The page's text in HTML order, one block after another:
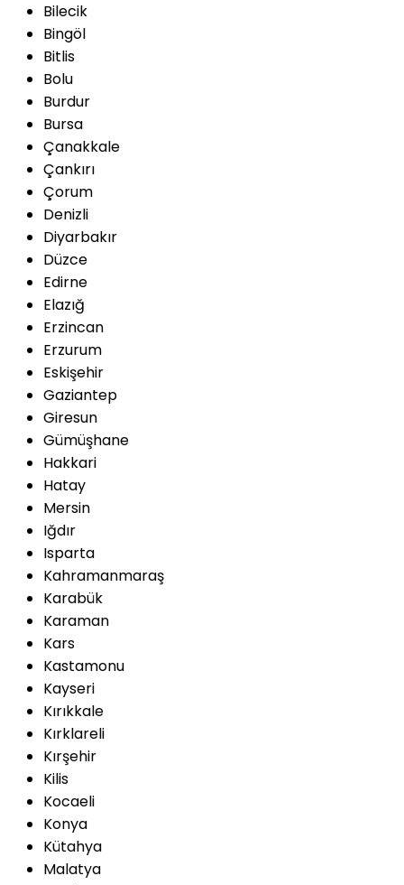
Bilecik
Bingöl
Bitlis
Bolu
Burdur
Bursa
Çanakkale
Çankırı
Çorum
Denizli
Diyarbakır
Düzce
Edirne
Elazığ
Erzincan
Erzurum
Eskişehir
Gaziantep
Giresun
Gümüşhane
Hakkari
Hatay
Mersin
Iğdır
Isparta
Kahramanmaraş
Karabük
Karaman
Kars
Kastamonu
Kayseri
Kırıkkale
Kırklareli
Kırşehir
Kilis
Kocaeli
Konya
Kütahya
Malatya